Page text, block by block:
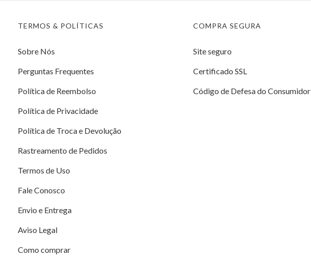
TERMOS & POLÍTICAS
Sobre Nós
Perguntas Frequentes
Política de Reembolso
Política de Privacidade
Política de Troca e Devolução
Rastreamento de Pedidos
Termos de Uso
Fale Conosco
Envio e Entrega
Aviso Legal
Como comprar
COMPRA SEGURA
Site seguro
Certificado SSL
Código de Defesa do Consumidor